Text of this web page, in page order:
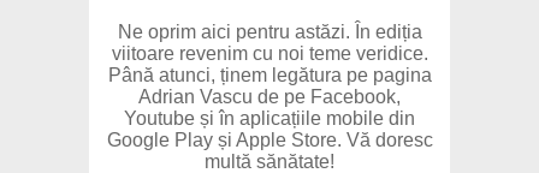
Ne oprim aici pentru astăzi. În ediția
viitoare revenim cu noi teme veridice.
Până atunci, ținem legătura pe pagina
Adrian Vascu de pe Facebook,
Youtube și în aplicațiile mobile din
Google Play și Apple Store. Vă doresc
multă sănătate!